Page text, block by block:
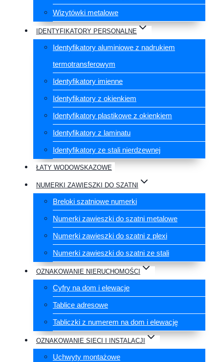
Wizytówki metalowe
IDENTYFIKATORY PERSONALNE
Identyfikatory aluminiowe z nadrukiem
termotransferowym
Identyfikatory imienne
Identyfikatory z okienkiem
Identyfikatory plastikowe z okienkiem
Identyfikatory z laminatu
Identyfikatory ze stali nierdzewnej
ŁATY WODOWSKAZOWE
NUMERKI ZAWIESZKI DO SZATNI
Breloki szatniowe numerki
Numerki zawieszki do szatni metalowe
Numerki zawieszki do szatni z plexi
Numerki zawieszki do szatni ze stali
OZNAKOWANIE NIERUCHOMOŚCI
Cyfry na dom i elewacje
Tablice adresowe
Tabliczki z numerem na dom i elewację
OZNAKOWANIE SIECI I INSTALACJI
Uchwyty montażowe